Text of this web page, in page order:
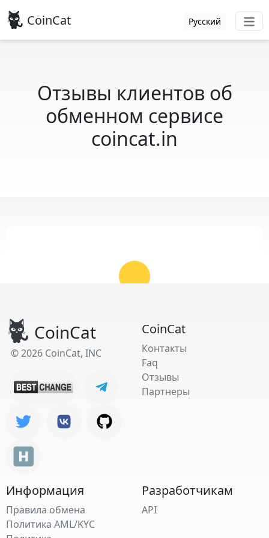
CoinCat Русский
Отзывы клиентов об
обменном сервисе
coincat.in
CoinCat
© 2026 CoinCat, INC
CoinCat
Контакты
Faq
Отзывы
Партнеры
Информация
Правила обмена
Политика AML/KYC
Разработчикам
API